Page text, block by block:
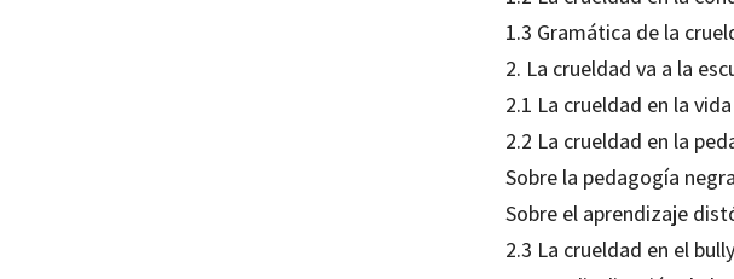
1.3 Gramática de la
2. La crueldad va a la
2.1 La crueldad en la
2.2 La crueldad en la
Sobre la pedagogía negra
Sobre el aprendizaje
2.3 La crueldad en el